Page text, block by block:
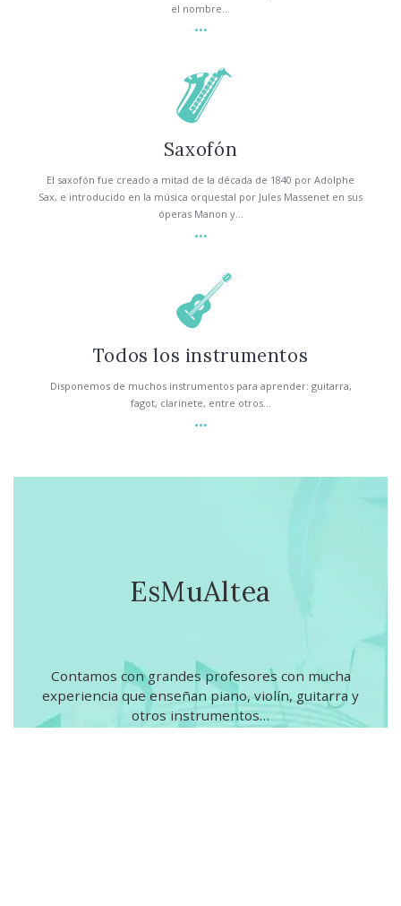
el nombre...
Saxofón
El saxofón fue creado a mitad de la década de 1840 por Adolphe
Sax, e introducido en la música orquestal por Jules Massenet en sus
óperas Manon y...
Todos los instrumentos
Disponemos de muchos instrumentos para aprender: guitarra,
fagot, clarinete, entre otros…
EsMuAltea
Contamos con grandes profesores con mucha
experiencia que enseñan piano, violín, guitarra y
otros instrumentos…